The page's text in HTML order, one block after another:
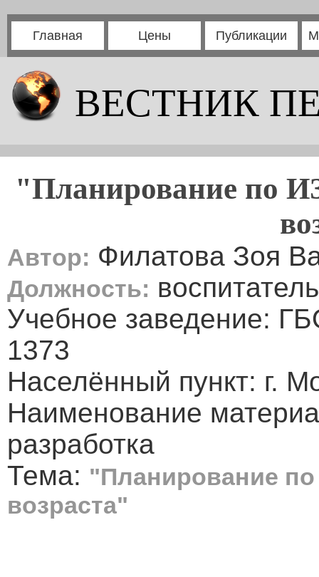
Главная Цены Публикации
ВЕСТНИК
"Планирование по
Автор: Филатова Зоя
Должность: воспитатель
Учебное заведение:
1373
Населённый пункт: г.
Наименование
разработка
Тема: "Планирование
возраста"